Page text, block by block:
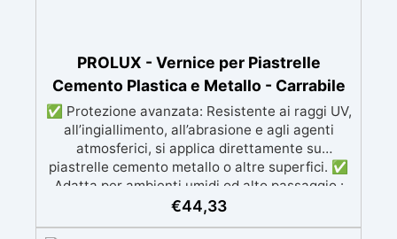
giorno successivo
PROLUX - Vernice per Piastrelle
Cemento Plastica e Metallo - Carrabile
✅ Protezione avanzata: Resistente ai raggi UV,
all’ingiallimento, all’abrasione e agli agenti
atmosferici, si applica direttamente su
piastrelle cemento metallo o altre superfici. ✅
Adatta per ambienti umidi od alto passaggio :
Formulazione Poliuretanica, ideale per ambienti
€44,33